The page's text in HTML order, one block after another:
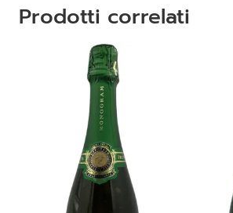
Prodotti correlati